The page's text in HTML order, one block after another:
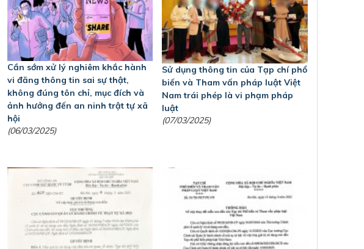
Cần sớm xử lý nghiêm khắc hành
vi đăng thông tin sai sự thật,
không đúng tôn chỉ, mục đích và
ảnh hưởng đến an ninh trật tự xã
hội
(06/03/2025)
Sử dụng thông tin của Tạp chí phổ
biến và Tham vấn pháp luật Việt
Nam trái phép là vi phạm pháp
luật
(07/03/2025)